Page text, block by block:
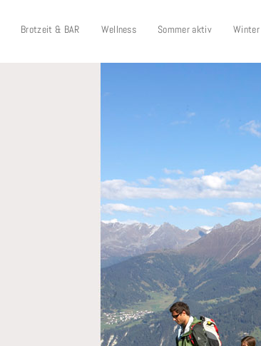
Brotzeit & BAR Wellness Sommer aktiv